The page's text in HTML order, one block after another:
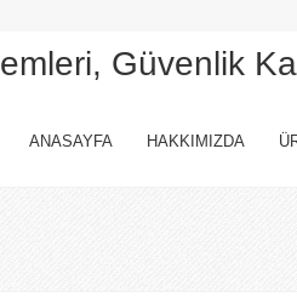
Güvenlik
ANASAYFA HAKKIMIZDA